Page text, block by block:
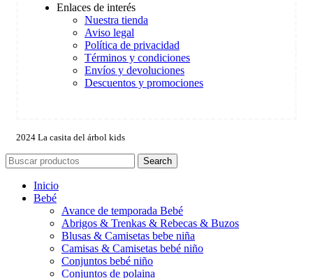
Enlaces de interés
Nuestra tienda
Aviso legal
Política de privacidad
Términos y condiciones
Envíos y devoluciones
Descuentos y promociones
2024 La casita del árbol kids
Search
Inicio
Bebé
Avance de temporada Bebé
Abrigos & Trenkas & Rebecas & Buzos
Blusas & Camisetas bebe niña
Camisas & Camisetas bebé niño
Conjuntos bebé niño
Conjuntos de polaina